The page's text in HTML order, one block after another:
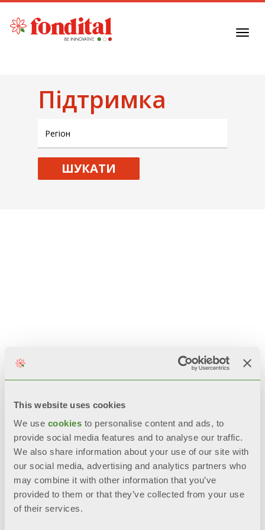
This website uses cookies
We use cookies to personalise content and ads, to
provide social media features and to analyse our traffic.
We also share information about your use of our site with
our social media, advertising and analytics partners who
may combine it with other information that you’ve
provided to them or that they’ve collected from your use
of their services.
Підтримка
ШУКАТИ